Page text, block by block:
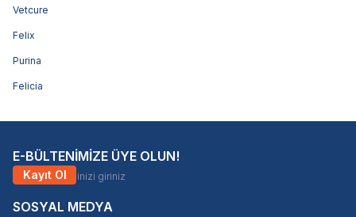
Vetcure
Felix
Purina
Felicia
E-BÜLTENİMİZE ÜYE OLUN!
Kayıt Ol
SOSYAL MEDYA